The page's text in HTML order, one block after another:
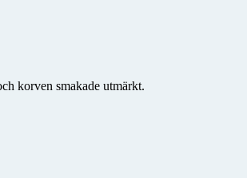
korven smakade utmärkt.